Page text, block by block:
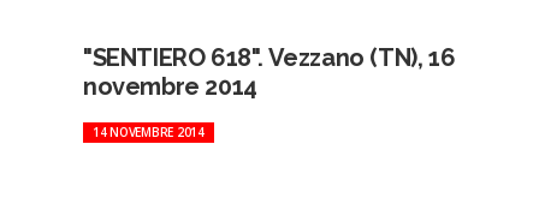
"SENTIERO 618". Vezzano (TN), 16
novembre 2014
14 NOVEMBRE 2014